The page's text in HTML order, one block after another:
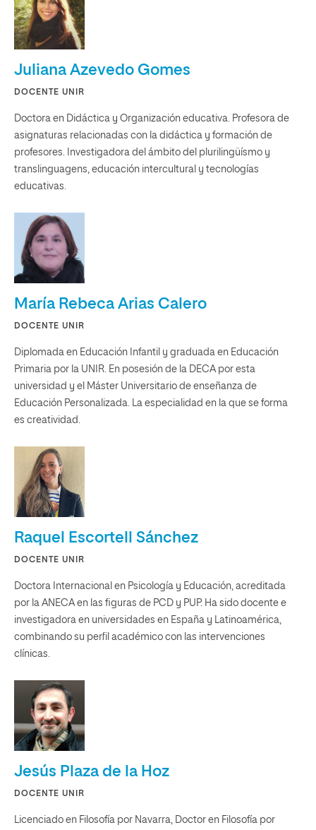
Juliana Azevedo Gomes
DOCENTE UNIR
Doctora en Didáctica y Organización educativa. Profesora de
asignaturas relacionadas con la didáctica y formación de
profesores. Investigadora del ámbito del plurilingüísmo y
translinguagens, educación intercultural y tecnologías
educativas.
María Rebeca Arias Calero
DOCENTE UNIR
Diplomada en Educación Infantil y graduada en Educación
Primaria por la UNIR. En posesión de la DECA por esta
universidad y el Máster Universitario de enseñanza de
Educación Personalizada. La especialidad en la que se forma
es creatividad.
Raquel Escortell Sánchez
DOCENTE UNIR
Doctora Internacional en Psicología y Educación, acreditada
por la ANECA en las figuras de PCD y PUP. Ha sido docente e
investigadora en universidades en España y Latinoamérica,
combinando su perfil académico con las intervenciones
clínicas.
Jesús Plaza de la Hoz
DOCENTE UNIR
Licenciado en Filosofía por Navarra, Doctor en Filosofía por